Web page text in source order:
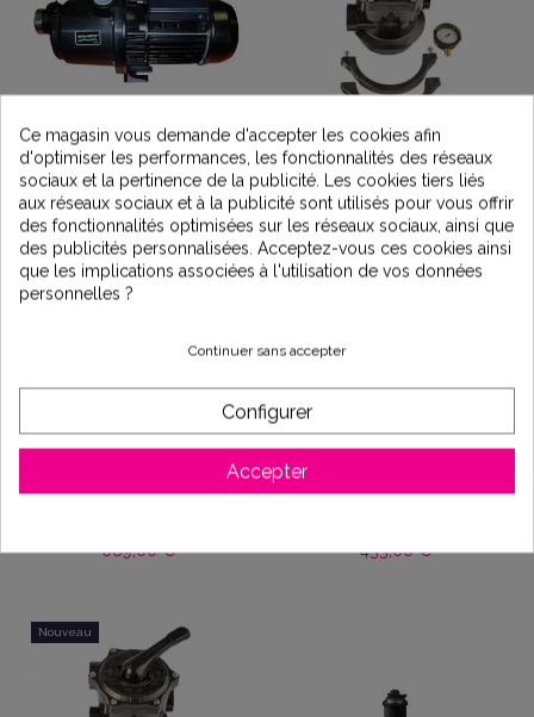
Surpresseur Boostrite
triphasée 1CV Pentair
349,00 €
Vanne multivoie Tagelus
1"1/2
219,00 €
689,00 €
Nouveau
433,00 €
Nouveau
Ce magasin vous demande d'accepter les cookies afin
d'optimiser les performances, les fonctionnalités des réseaux
sociaux et la pertinence de la publicité. Les cookies tiers liés
aux réseaux sociaux et à la publicité sont utilisés pour vous offrir
des fonctionnalités optimisées sur les réseaux sociaux, ainsi que
des publicités personnalisées. Acceptez-vous ces cookies ainsi
que les implications associées à l'utilisation de vos données
personnelles ?
Continuer sans accepter
Configurer
Accepter